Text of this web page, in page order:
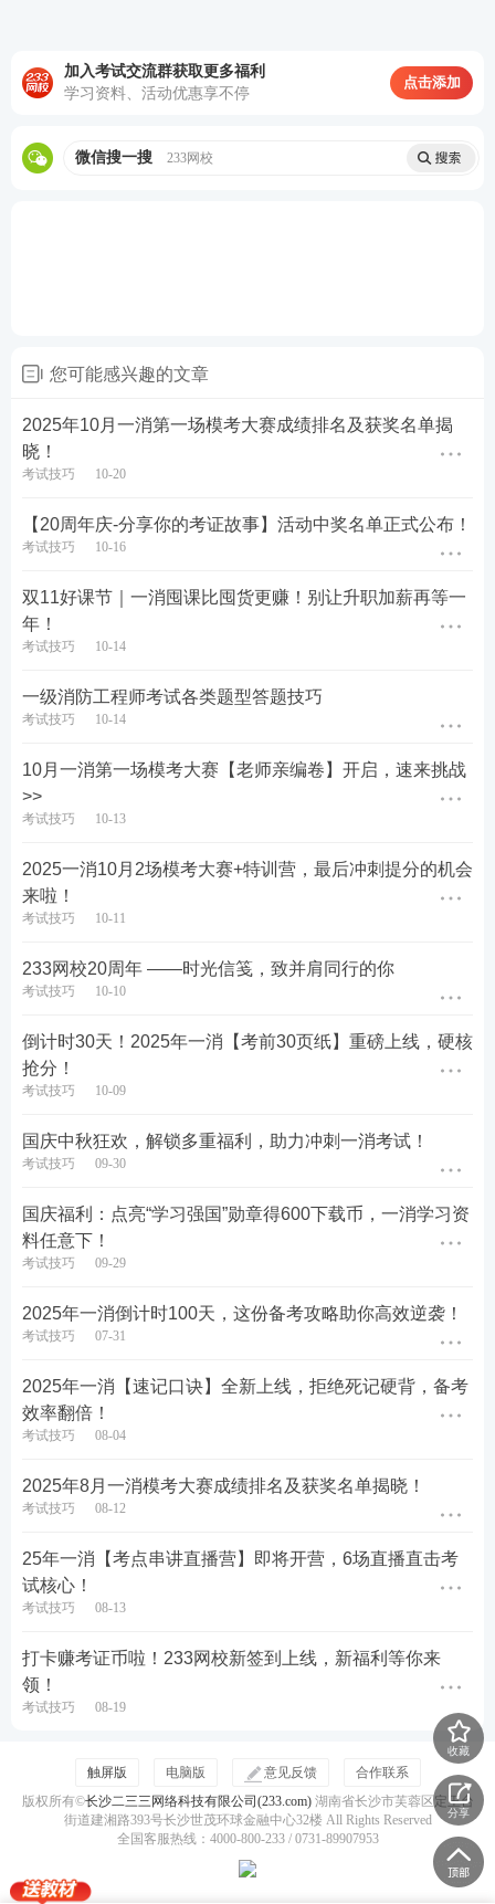
解，掌握更牢固。
考前30页纸如何获取？
本资料为233网校购课学员专属资料，含金量较高！
因此，想要免费获得
电子版资料
步骤如下：
第一步：点击下方图片或者扫描二维码
👇👇
第二步：登录233网校账号，选择自己所需资料，点
第三步： 分享给好友，邀请好友助力，如图：
PS：需分享给没有注册过233网校的同学才算有效
哦！分享给好友后，好友点开你的活动链接，注册23
3网校账号即为助力成功。
第四步：
加入考试交流群获取更多福利
学习资料、活动优惠享不停
点击添加
微信搜一搜 233网校
您可能感兴趣的文章
2025年10月一消第一场模考大赛成绩排名及获奖名单揭
晓！
考试技巧 10-20
【20周年庆-分享你的考证故事】活动中奖名单正式公布！
考试技巧 10-16
双11好课节｜一消囤课比囤货更赚！别让升职加薪再等一
年！
考试技巧 10-14
一级消防工程师考试各类题型答题技巧
考试技巧 10-14
10月一消第一场模考大赛【老师亲编卷】开启，速来挑战
>>
考试技巧 10-13
2025一消10月2场模考大赛+特训营，最后冲刺提分的机会
来啦！
考试技巧 10-11
233网校20周年 ——时光信笺，致并肩同行的你
考试技巧 10-10
倒计时30天！2025年一消【考前30页纸】重磅上线，硬核
抢分！
考试技巧 10-09
国庆中秋狂欢，解锁多重福利，助力冲刺一消考试！
考试技巧 09-30
国庆福利：点亮“学习强国”勋章得600下载币，一消学习资
料任意下！
考试技巧 09-29
2025年一消倒计时100天，这份备考攻略助你高效逆袭！
考试技巧 07-31
2025年一消【速记口诀】全新上线，拒绝死记硬背，备考
效率翻倍！
考试技巧 08-04
2025年8月一消模考大赛成绩排名及获奖名单揭晓！
考试技巧 08-12
25年一消【考点串讲直播营】即将开营，6场直播直击考
试核心！
考试技巧 08-13
打卡赚考证币啦！233网校新签到上线，新福利等你来
领！
考试技巧 08-19
收藏
分享
触屏版 电脑版 意见反馈
合作联系
版权所有©长沙二三三网络科技有限公司(233.com)湖南省长沙市芙蓉区定王台
街道建湘路393号长沙世茂环球金融中心32楼 All Rights Reserved
全国客服热线：4000-800-233 / 0731-89907953